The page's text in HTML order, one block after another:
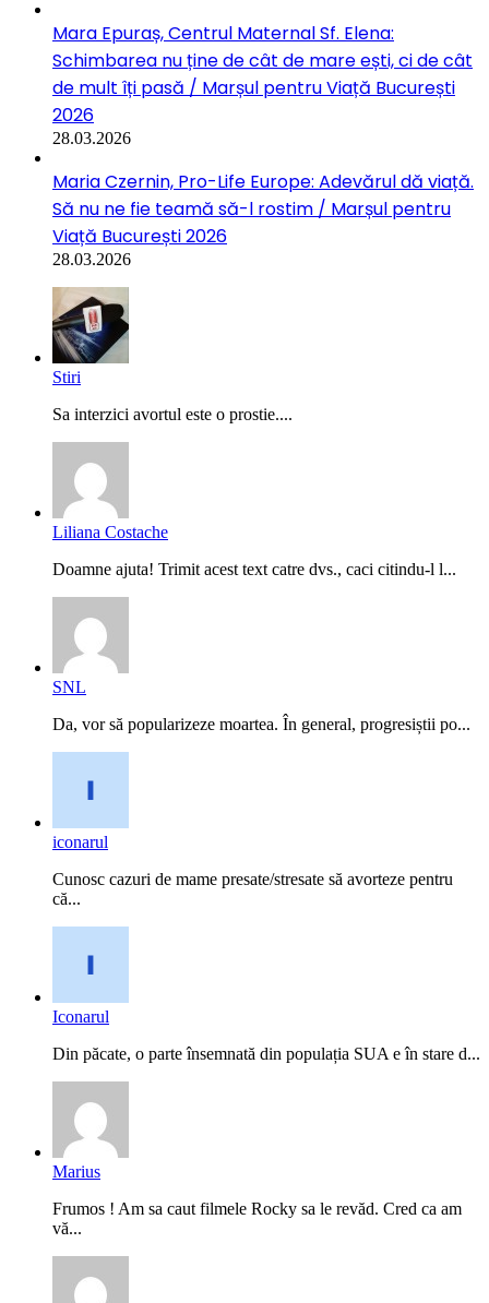
Mara Epuraș, Centrul Maternal Sf. Elena:
Schimbarea nu ține de cât de mare ești, ci de cât
de mult îți pasă / Marșul pentru Viață București
2026
28.03.2026
Maria Czernin, Pro-Life Europe: Adevărul dă viață.
Să nu ne fie teamă să-l rostim / Marșul pentru
Viață București 2026
28.03.2026
Stiri
Sa interzici avortul este o prostie....
Liliana Costache
Doamne ajuta! Trimit acest text catre dvs., caci citindu-l l...
SNL
Da, vor să popularizeze moartea. În general, progresiștii po...
iconarul
Cunosc cazuri de mame presate/stresate să avorteze pentru
că...
Iconarul
Din păcate, o parte însemnată din populația SUA e în stare d...
Marius
Frumos ! Am sa caut filmele Rocky sa le revăd. Cred ca am
vă...